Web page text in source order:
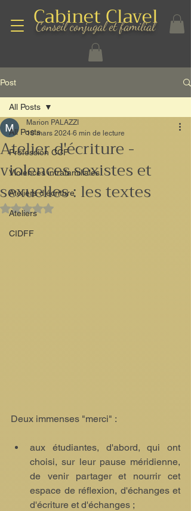
Cabinet Clavel
Conseil conjugal et familial
Post
All Posts
Profession CCF
Violences intrafamiliales
Ateliers d'écriture
Ateliers
CIDFF
All Posts
Atelier d'écriture -
violences sexistes et
sexuelles : les textes
Marion PALAZZI
18 mars 2024 6 min de lecture
Noté NaN étoiles sur 5.
Deux immenses "merci" :
aux étudiantes, d'abord, qui ont
choisi, sur leur pause méridienne,
de venir partager et nourrir cet
espace de réflexion, d'échanges et
d'écriture et d'échanges ;